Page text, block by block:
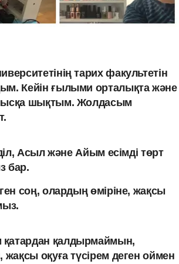
тарих факультетін
Кейін ғылыми орталықта және
шықтым. Жолдасым
Асыл және Айым есімді төрт
бар.
соң, олардың өміріне, жақсы
қатардан қалдырмаймын,
жақсы оқуға түсірем деген оймен